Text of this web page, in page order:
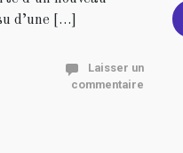
d’une […]
Laisser un
commentaire